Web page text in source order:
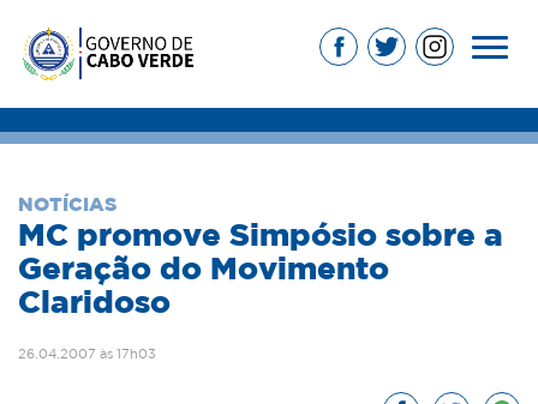
NOTÍCIAS
MC promove Simpósio sobre a
Geração do Movimento
Claridoso
26.04.2007 às 17h03